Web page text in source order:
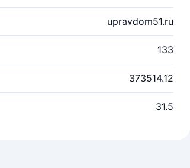
upravdom51.ru
133
373514.12
31.5